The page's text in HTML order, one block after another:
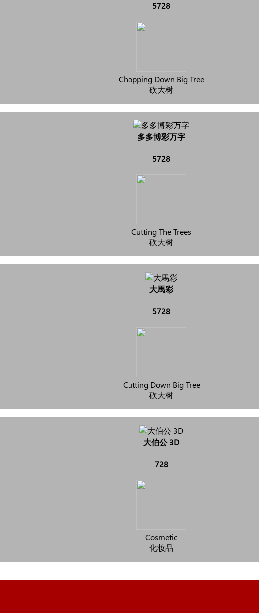
5728
Chopping Down Big Tree
砍大树
多多博彩万字
5728
Cutting The Trees
砍大树
大馬彩
5728
Cutting Down Big Tree
砍大树
大伯公 3D
728
Cosmetic
化妆品